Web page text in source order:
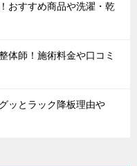
おすすめ商品や洗濯・乾
体師！施術料金や口コミ
ッとラック降板理由や